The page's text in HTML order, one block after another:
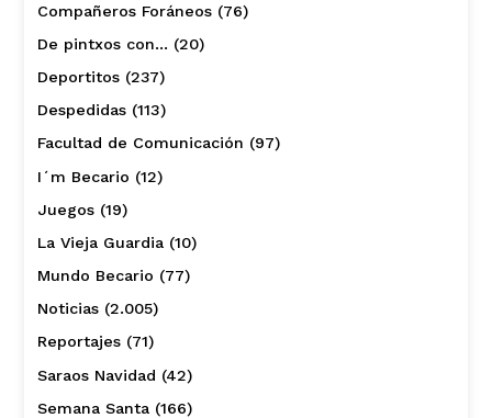
Compañeros Foráneos(76)
De pintxos con… (20)
Deportitos(237)
Despedidas(113)
Facultad de Comunicación (97)
I´m Becario (12)
Juegos(19)
La Vieja Guardia(10)
Mundo Becario (77)
Noticias(2.005)
Reportajes(71)
Saraos Navidad (42)
Semana Santa(166)